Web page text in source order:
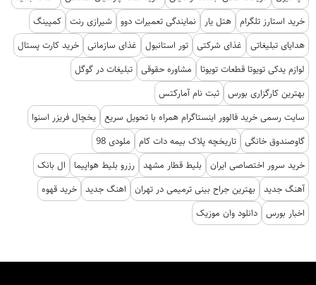
خرید استارز تلگرام هتل یار نمایندگی تعمیرات دوو شیرازی رنت کمپینگ
هدایای تبلیغاتی
غذای شرکتی تور استانبول غذای سازمانی خرید کارت پستال
لوازم یدکی تویوتا قطعات تویوتا
مشاوره حقوقی تبلیغات در گوگل
بهترین کارگزاری بورس ثبت نام آمارکتس
سایت رسمی خرید فالوور اینستاگرام همراه با تحویل سریع یخچال فریزر اسنوا
گاوصندوق خانگی تاریخچه پلاک بیمه دات کام
ملودی 98
خرید سرور اختصاصی ایران
بلیط قطار مشهد رزرو بلیط هواپیما
ال بانک
آهنگ جدید
بهترین جراح بینی ترمیمی در تهران اهنگ جدید خرید قهوه
اخبار بورس دانلود وان موزیک